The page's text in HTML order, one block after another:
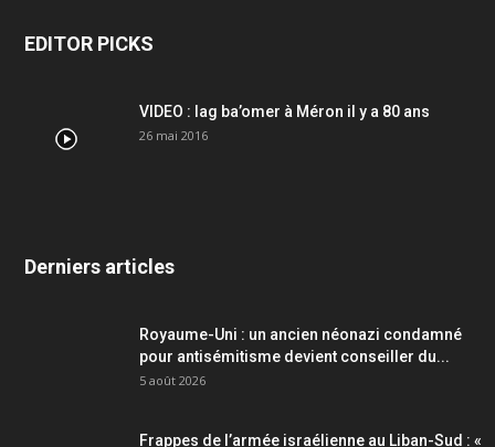
EDITOR PICKS
VIDEO : lag ba’omer à Méron il y a 80 ans
26 mai 2016
Derniers articles
Royaume-Uni : un ancien néonazi condamné
pour antisémitisme devient conseiller du...
5 août 2026
Frappes de l’armée israélienne au Liban-Sud : «